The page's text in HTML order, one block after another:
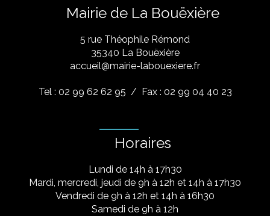
Mairie de La Bouëxière
5 rue Théophile Rémond
​35340 La Bouëxière
accueil@mairie-labouexiere.fr
Tel : 02 99 62 62 95 / Fax : 02 99 04 40 23
Horaires
Lundi de 14h à 17h30
Mardi, mercredi, jeudi de 9h à 12h et 14h à 17h30
Vendredi de 9h à 12h et 14h à 16h30
Samedi de 9h à 12h